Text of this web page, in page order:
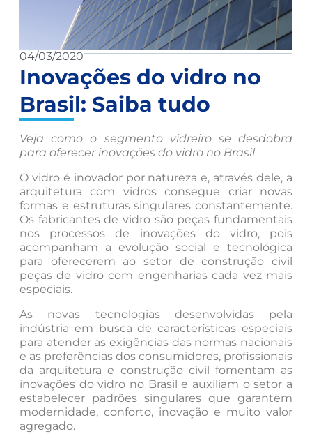
04/03/2020
Inovações do vidro no
Brasil: Saiba tudo
Veja como o segmento vidreiro se desdobra
para oferecer inovações do vidro no Brasil
O vidro é inovador por natureza e, através dele, a
arquitetura com vidros consegue criar novas
formas e estruturas singulares constantemente.
Os fabricantes de vidro são peças fundamentais
nos processos de inovações do vidro, pois
acompanham a evolução social e tecnológica
para oferecerem ao setor de construção civil
peças de vidro com engenharias cada vez mais
especiais.
As novas tecnologias desenvolvidas pela
indústria em busca de características especiais
para atender as exigências das normas nacionais
e as preferências dos consumidores, profissionais
da arquitetura e construção civil fomentam as
inovações do vidro no Brasil e auxiliam o setor a
estabelecer padrões singulares que garantem
modernidade, conforto, inovação e muito valor
agregado.